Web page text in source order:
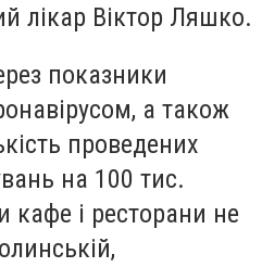
лікар Віктор Ляшко.
показники
а також
проведених
на 100 тис.
кафе і ресторани не